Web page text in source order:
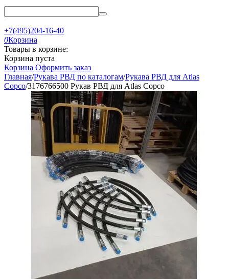
+7(495)204-16-40
0Корзина
Товары в корзине:
Корзина пуста
Корзина Оформить заказ
Главная/Рукава РВД по каталогам/Рукава РВД для Atlas
Copco/3176766500 Рукав РВД для Atlas Copco